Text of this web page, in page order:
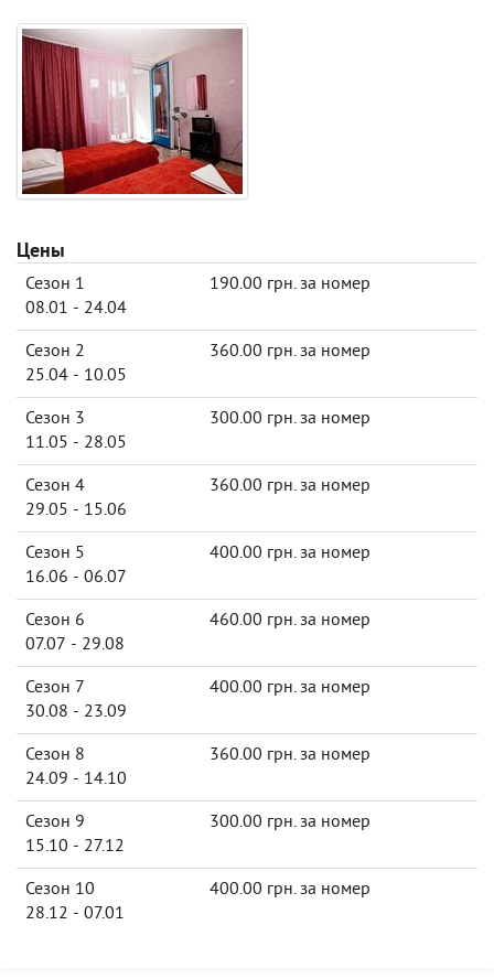
Цены
Сезон 1
08.01 - 24.04
190.00 грн. за номер
Сезон 2
25.04 - 10.05
360.00 грн. за номер
Сезон 3
11.05 - 28.05
300.00 грн. за номер
Сезон 4
29.05 - 15.06
360.00 грн. за номер
Сезон 5
16.06 - 06.07
400.00 грн. за номер
Сезон 6
07.07 - 29.08
460.00 грн. за номер
Сезон 7
30.08 - 23.09
400.00 грн. за номер
Сезон 8
24.09 - 14.10
360.00 грн. за номер
Сезон 9
15.10 - 27.12
300.00 грн. за номер
Сезон 10
28.12 - 07.01
400.00 грн. за номер